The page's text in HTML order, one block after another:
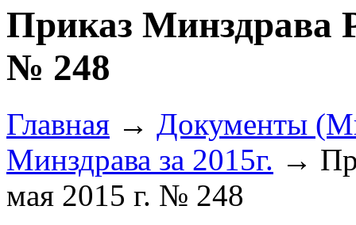
Приказ Минздрава
№ 248
Главная → Документы
Минздрава за 2015г. →
мая 2015 г. № 248